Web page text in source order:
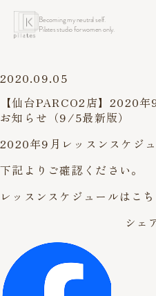
Becoming my neutral self.
Pilates studio for women only.
2020.09.05
【仙台PARCO2店】2020
お知らせ（9/5最新版）
2020年9月レッスンスケジ
下記よりご確認ください。
レッスンスケジュールはこち
シェ